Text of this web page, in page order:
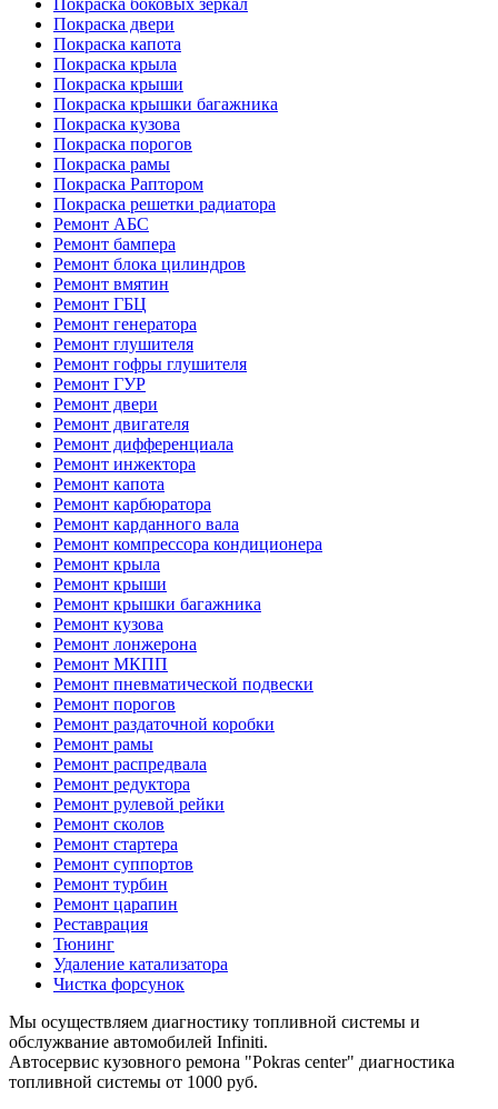
Покраска боковых зеркал
Покраска двери
Покраска капота
Покраска крыла
Покраска крыши
Покраска крышки багажника
Покраска кузова
Покраска порогов
Покраска рамы
Покраска Раптором
Покраска решетки радиатора
Ремонт АБС
Ремонт бампера
Ремонт блока цилиндров
Ремонт вмятин
Ремонт ГБЦ
Ремонт генератора
Ремонт глушителя
Ремонт гофры глушителя
Ремонт ГУР
Ремонт двери
Ремонт двигателя
Ремонт дифференциала
Ремонт инжектора
Ремонт капота
Ремонт карбюратора
Ремонт карданного вала
Ремонт компрессора кондиционера
Ремонт крыла
Ремонт крыши
Ремонт крышки багажника
Ремонт кузова
Ремонт лонжерона
Ремонт МКПП
Ремонт пневматической подвески
Ремонт порогов
Ремонт раздаточной коробки
Ремонт рамы
Ремонт распредвала
Ремонт редуктора
Ремонт рулевой рейки
Ремонт сколов
Ремонт стартера
Ремонт суппортов
Ремонт турбин
Ремонт царапин
Реставрация
Тюнинг
Удаление катализатора
Чистка форсунок
Мы осуществляем диагностику топливной системы и
обслужвание автомобилей Infiniti.
Автосервис кузовного ремона "Pokras center" диагностика
топливной системы от 1000 руб.